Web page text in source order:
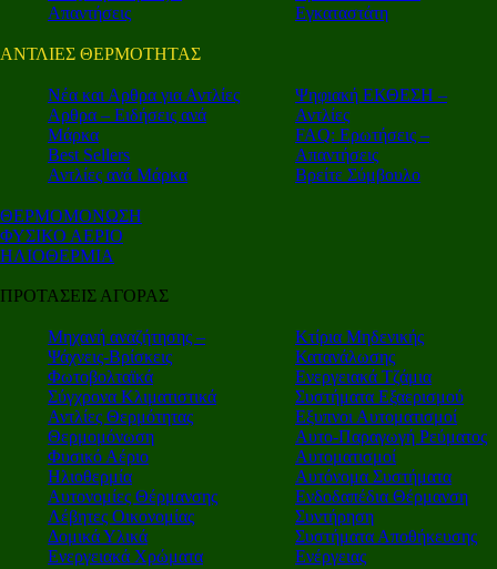
Απαντήσεις
Εγκαταστάτη
ΑΝΤΛΙΕΣ ΘΕΡΜΟΤΗΤΑΣ
Nέα και Αρθρα για Αντλίες
Αρθρα – Ειδήσεις ανά
Μάρκα
Best Sellers
Αντλίες ανά Μάρκα
Ψηφιακή ΕΚΘΕΣΗ –
Αντλίες
FAQ: Ερωτήσεις –
Απαντήσεις
Βρείτε Σύμβουλο
ΘΕΡΜΟΜΟΝΩΣΗ
ΦΥΣΙΚΟ ΑΕΡΙΟ
ΗΛΙΟΘΕΡΜΙΑ
ΠΡΟΤΑΣΕΙΣ ΑΓΟΡΑΣ
Μηχανή αναζήτησης –
Ψάχνεις-Βρίσκεις
Φωτοβολταϊκά
Σύγχρονα Κλιματιστικά
Αντλίες Θερμότητας
Θερμομόνωση
Φυσικό Αέριο
Ηλιοθερμία
Αυτονομίες Θέρμανσης
Λέβητες Οικονομίας
Δομικά Υλικά
Ενεργειακά Χρώματα
Κτίρια Μηδενικής
Κατανάλωσης
Ενεργειακά Τζάμια
Συστήματα Εξαερισμού
Εξυπνοι Αυτοματισμοί
Αυτο-Παραγωγή Ρεύματος
Αυτοματισμοί
Αυτόνομα Συστήματα
Ενδοδαπέδια Θέρμανση
Συντήρηση
Συστήματα Αποθήκευσης
Ενέργειας